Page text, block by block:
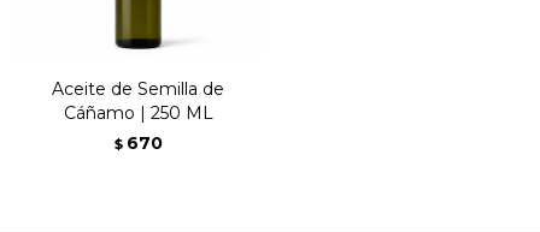
Aceite de Semilla de
Cáñamo | 250 ML
$ 670